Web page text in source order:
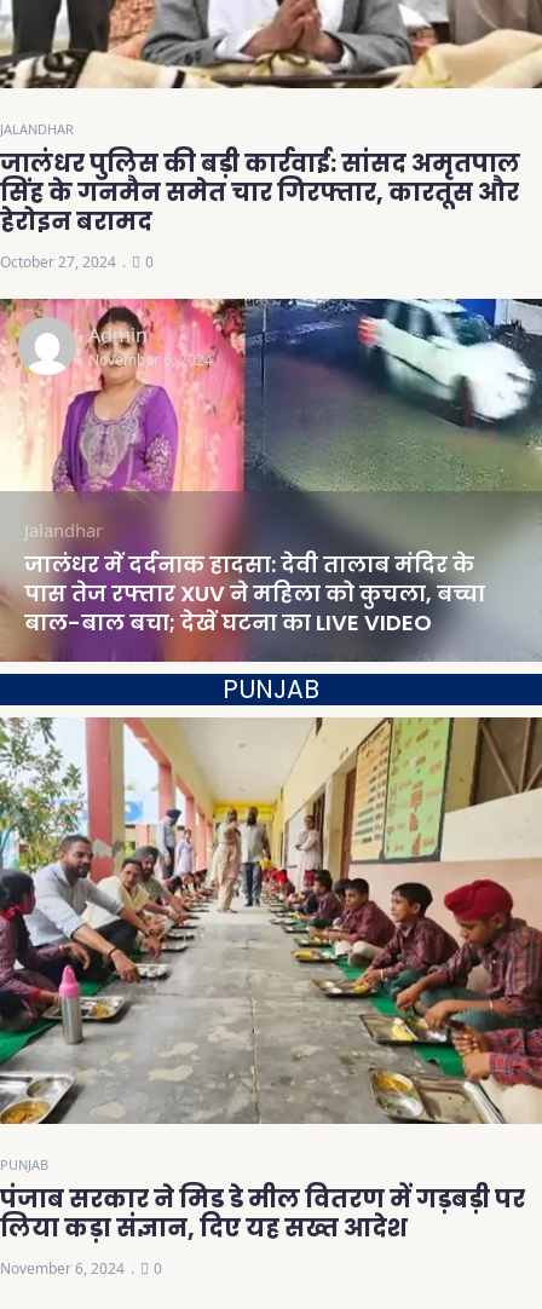
JALANDHAR
जालंधर पुलिस की बड़ी कार्रवाई: सांसद अमृतपाल
सिंह के गनमैन समेत चार गिरफ्तार, कारतूस और
हेरोइन बरामद
October 27, 2024 0
Admin
November 6, 2024
Jalandhar
जालंधर में दर्दनाक हादसा: देवी तालाब मंदिर के
पास तेज रफ्तार XUV ने महिला को कुचला, बच्चा
बाल-बाल बचा; देखें घटना का LIVE VIDEO
PUNJAB
PUNJAB
पंजाब सरकार ने मिड डे मील वितरण में गड़बड़ी पर
लिया कड़ा संज्ञान, दिए यह सख्त आदेश
November 6, 2024 0